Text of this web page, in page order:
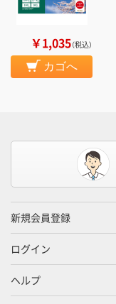
￥1,035（税込）
カゴへ
新規会員登録
ログイン
ヘルプ